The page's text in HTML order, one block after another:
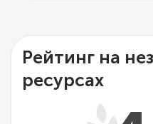
Рейтинг на
ресурсах